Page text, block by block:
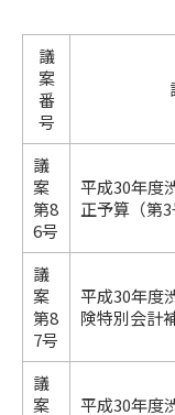
議
案
番
号
議
案
第8
6号
平成30年度
正予算（第3
議
案
第8
7号
平成30年度
険特別会計
議
案
平成30年度